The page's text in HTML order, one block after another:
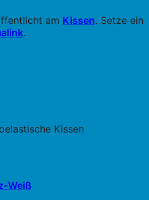
am Kissen. Setze ein
.
Kissen
Weiß